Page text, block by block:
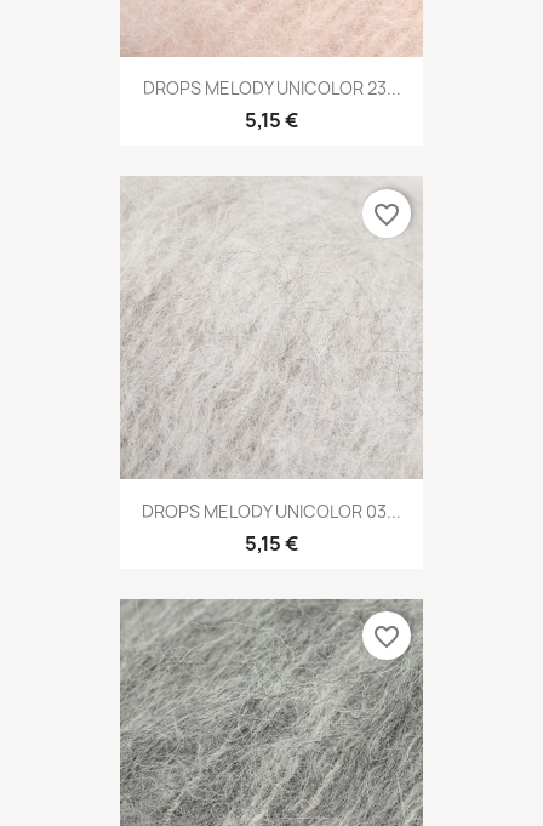
DROPS MELODY UNICOLOR 23...
5,15 €
DROPS MELODY UNICOLOR 03...
5,15 €
favorite_border
favorite_border